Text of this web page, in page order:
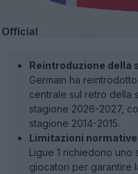
Reintroduzione della
Germain ha
centrale sul retro della
stagione 2026-2027,
stagione 2014-2015.
Limitazioni
Ligue 1 richiedono
giocatori per garantire